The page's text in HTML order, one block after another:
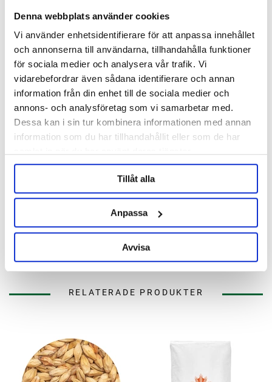
Denna webbplats använder cookies
Vi använder enhetsidentifierare för att anpassa innehållet
och annonserna till användarna, tillhandahålla funktioner
för sociala medier och analysera vår trafik. Vi
vidarebefordrar även sådana identifierare och annan
information från din enhet till de sociala medier och
annons- och analysföretag som vi samarbetar med.
Dessa kan i sin tur kombinera informationen med annan
information som du har tillhandahållit eller som de har
Tillåt alla
Anpassa
Avvisa
Skriv en recension, klicka HÄR!
Beskrivning
Specifikation
Recensioner
Fråga om produkt
Om tillverkaren
RELATERADE PRODUKTER